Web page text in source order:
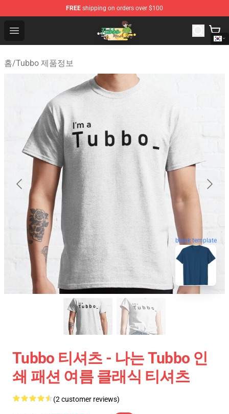
FREE shipping on orders over $100
Open menu
Tubbo Store - Official Tubbo Merchandise Shop
홈/Tubbo 제품정보
blank template
Tubbo 티셔츠 - 나는 Tubbo 인
쇄 패션 여름 클래식 티셔츠
(2 customer reviews)